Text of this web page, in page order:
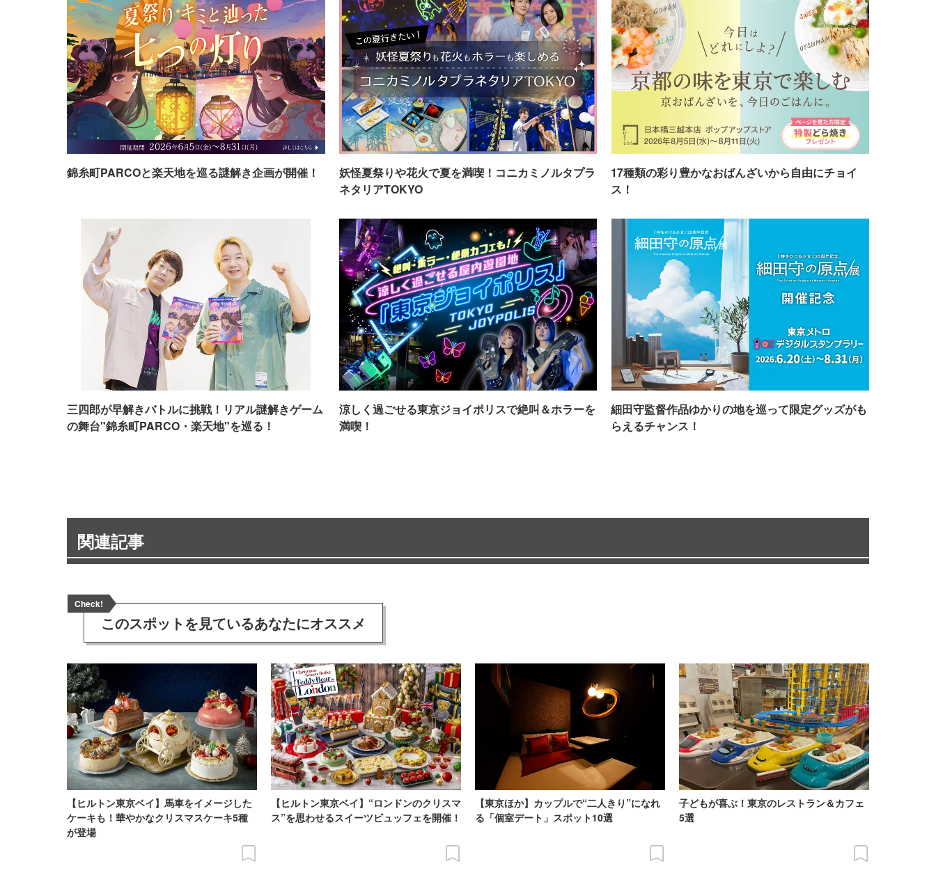
錦糸町PARCOと楽天地を巡る謎解き企画が開催！
妖怪夏祭りや花火で夏を満喫！コニカミノルタプラ
ネタリアTOKYO
17種類の彩り豊かなおばんざいから自由にチョイ
ス！
三四郎が早解きバトルに挑戦！リアル謎解きゲーム
の舞台"錦糸町PARCO・楽天地"を巡る！
涼しく過ごせる東京ジョイポリスで絶叫＆ホラーを
満喫！
細田守監督作品ゆかりの地を巡って限定グッズがも
らえるチャンス！
関連記事
Check!
このスポットを見ているあなたにオススメ
【ヒルトン東京ベイ】馬車をイメージした
ケーキも！華やかなクリスマスケーキ5種
が登場
【ヒルトン東京ベイ】“ロンドンのクリスマ
ス”を思わせるスイーツビュッフェを開催！
【東京ほか】カップルで“二人きり”になれ
る「個室デート」スポット10選
子どもが喜ぶ！東京のレストラン＆カフェ
5選